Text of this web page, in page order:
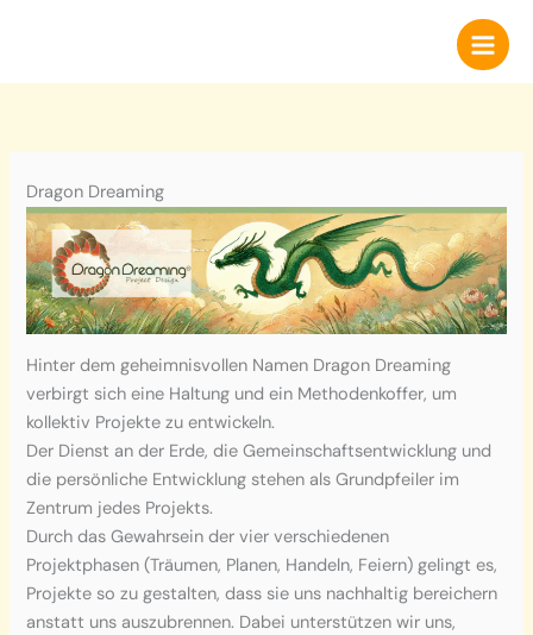
Dragon Dreaming
Hinter dem geheimnisvollen Namen Dragon Dreaming
verbirgt sich eine Haltung und ein Methodenkoffer, um
kollektiv Projekte zu entwickeln.
Der Dienst an der Erde, die Gemeinschaftsentwicklung und
die persönliche Entwicklung stehen als Grundpfeiler im
Zentrum jedes Projekts.
Durch das Gewahrsein der vier verschiedenen
Projektphasen (Träumen, Planen, Handeln, Feiern) gelingt es,
Projekte so zu gestalten, dass sie uns nachhaltig bereichern
anstatt uns auszubrennen. Dabei unterstützen wir uns,